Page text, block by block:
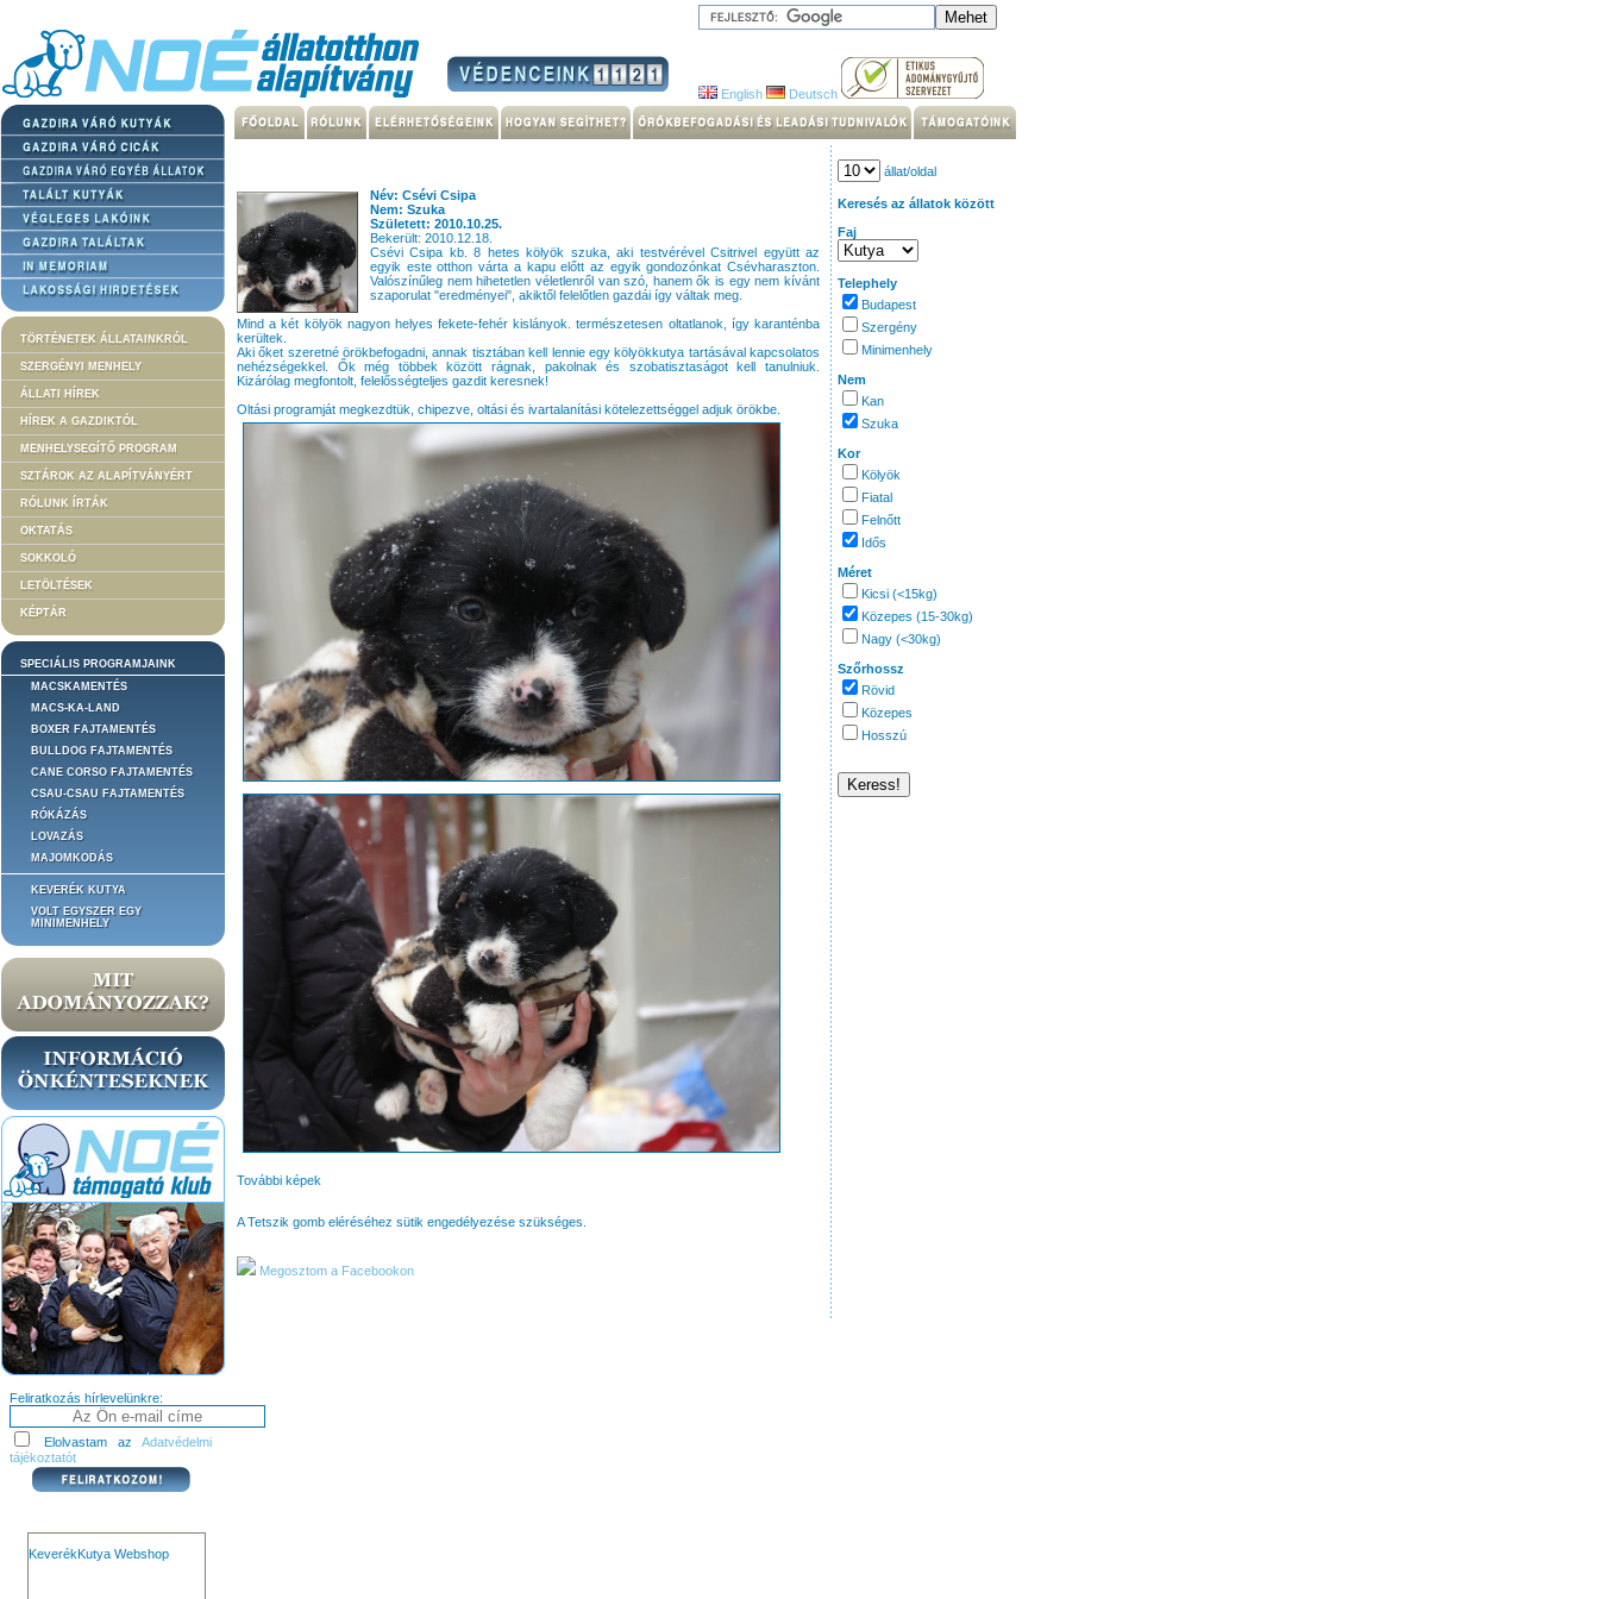
English Deutsch
TÖRTÉNETEK ÁLLATAINKRÓL
SZERGÉNYI MENHELY
ÁLLATI HÍREK
HÍREK A GAZDIKTÓL
MENHELYSEGÍTŐ PROGRAM
SZTÁROK AZ ALAPÍTVÁNYÉRT
RÓLUNK ÍRTÁK
OKTATÁS
SOKKOLÓ
LETÖLTÉSEK
KÉPTÁR
SPECIÁLIS PROGRAMJAINK
MACSKAMENTÉS
MACS-KA-LAND
BOXER FAJTAMENTÉS
BULLDOG FAJTAMENTÉS
CANE CORSO FAJTAMENTÉS
CSAU-CSAU FAJTAMENTÉS
RÓKÁZÁS
LOVAZÁS
MAJOMKODÁS
KEVERÉK KUTYA
VOLT EGYSZER EGY
MINIMENHELY
Feliratkozás hírlevelünkre:
Elolvastam az Adatvédelmi
tájékoztatót
KeverékKutya Webshop
Név: Csévi Csipa
Nem: Szuka
Született: 2010.10.25.
Bekerült: 2010.12.18.
Csévi Csipa kb. 8 hetes kölyök szuka, aki testvérével Csitrivel együtt az
egyik este otthon várta a kapu előtt az egyik gondozónkat Csévharaszton.
Valószínűleg nem hihetetlen véletlenről van szó, hanem ők is egy nem kívánt
szaporulat "eredményei", akiktől felelőtlen gazdái így váltak meg.
Mind a két kölyök nagyon helyes fekete-fehér kislányok. természetesen oltatlanok, így karanténba
kerültek.
Aki őket szeretné örökbefogadni, annak tisztában kell lennie egy kölyökkutya tartásával kapcsolatos
nehézségekkel. Ők még többek között rágnak, pakolnak és szobatisztaságot kell tanulniuk.
Kizárólag megfontolt, felelősségteljes gazdit keresnek!
Oltási programját megkezdtük, chipezve, oltási és ivartalanítási kötelezettséggel adjuk örökbe.
További képek
A Tetszik gomb eléréséhez sütik engedélyezése szükséges.
Megosztom a Facebookon
állat/oldal
Keresés az állatok között
Faj
Telephely
Budapest
Szergény
Minimenhely
Nem
Kan
Szuka
Kor
Kölyök
Fiatal
Felnőtt
Idős
Méret
Kicsi (<15kg)
Közepes (15-30kg)
Nagy (<30kg)
Szőrhossz
Rövid
Közepes
Hosszú